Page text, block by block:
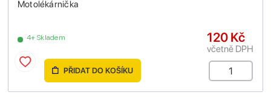
Motolékárnička
4+ Skladem 120 Kč
včetně DPH
PŘIDAT DO KOŠÍKU